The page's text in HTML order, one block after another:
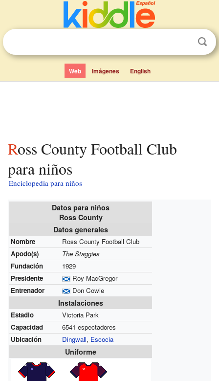
Web Imágenes English
Ross County Football Club
para niños
Enciclopedia para niños
Datos para niños
Ross County
Datos generales
Nombre
Ross County Football Club
Apodo(s)
The Staggies
Fundación
1929
Presidente
Roy MacGregor
Entrenador
Don Cowie
Instalaciones
Estadio
Victoria Park
Capacidad
6541 espectadores
Ubicación
Dingwall, Escocia
Uniforme